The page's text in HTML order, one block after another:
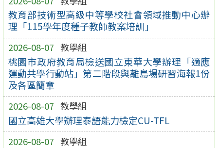
教育部技術型高級中等學校社會領域推動中心辦
理「115學年度種子教師教案培訓」
2026-08-07 教學組
桃園市政府教育局檢送國立東華大學辦理「適應
運動共學行動站」第二階段與離島場研習海報1份
及各區簡章
2026-08-07 教學組
國立高雄大學辦理泰語能力檢定CU-TFL
2026-08-07 教學組